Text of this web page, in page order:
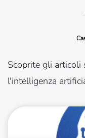
Scoprite gli
l'intelligenza